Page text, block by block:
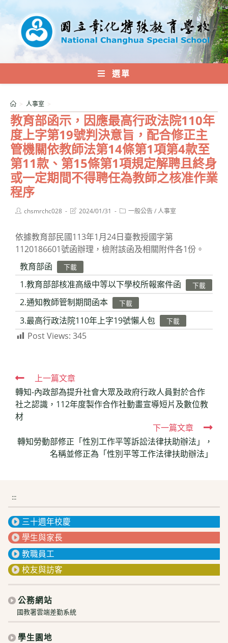
轉
內
選單
教育部函示，因應最高行政法院110年
度上字第19號判決意旨，配合修正主
管機關依教師法第14條第1項第4款至
第11款、第15條第1項規定解聘且終身
或一定期間不得聘任為教師之核准作業
程序
> 人事室 >
Postchsmrchc028
Post2024/01/31
Post一般公告/人事室
依據教育部民國113年1月24日臺教授國字第
1120186601號函辦理，檢附該函及相關附件各1份。
教育部函
下載
1.教育部部核准高級中等以下學校所報案件函 下載
2.通知教師管制期間函本 下載
3.最高行政法院110年上字19號懶人包 下載
Post Views: 345
Read
more
articles
上一篇文章
轉知-內政部為提升社會大眾及政府行政人員對於合作
社之認識，112年度製作合作社動畫宣導短片及數位教
材
下一篇文章
轉知勞動部修正「性別工作平等訴訟法律扶助辦法」，
名稱並修正為「性別平等工作法律扶助辦法」
:::
三十週年校慶
學生與家長
教職員工
校友與訪客
公務網站
國教署雲端差勤系統
學生園地